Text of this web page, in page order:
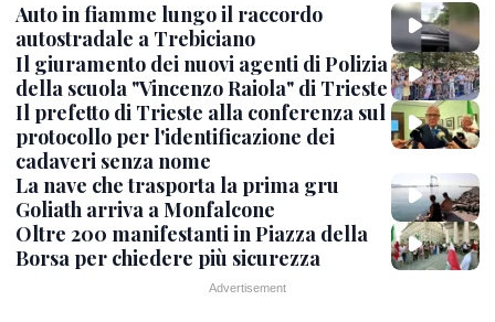
Auto in fiamme lungo il raccordo
autostradale a Trebiciano
Il giuramento dei nuovi agenti di Polizia
della scuola "Vincenzo Raiola" di Trieste
Il prefetto di Trieste alla conferenza sul
protocollo per l'identificazione dei
cadaveri senza nome
La nave che trasporta la prima gru
Goliath arriva a Monfalcone
Oltre 200 manifestanti in Piazza della
Borsa per chiedere più sicurezza